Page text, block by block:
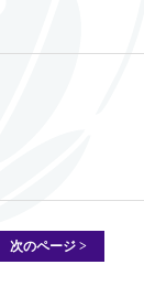
次のページ >